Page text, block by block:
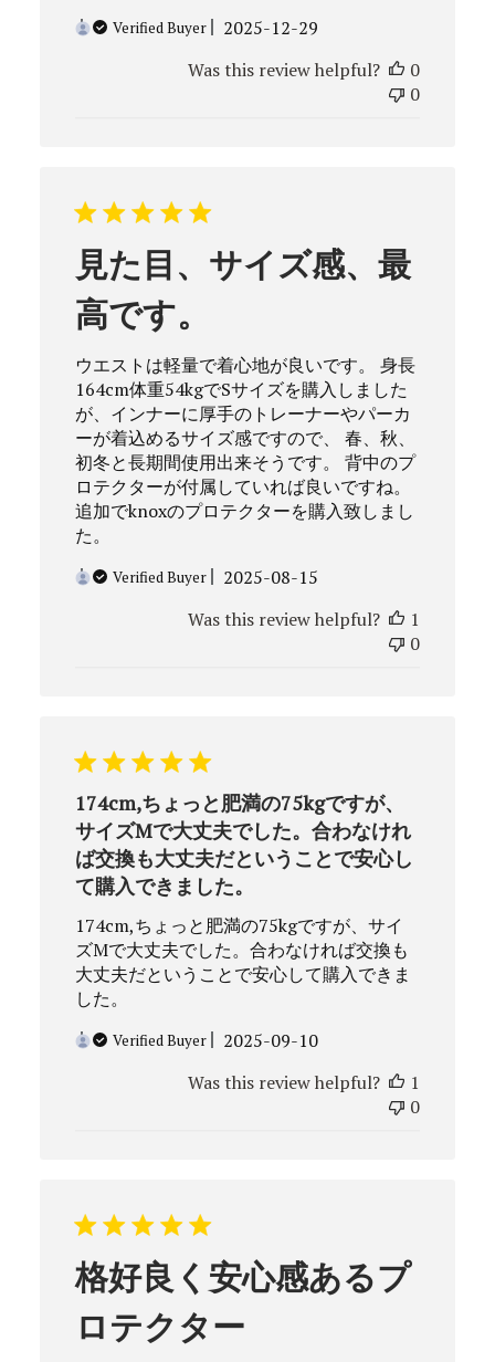
Verified Buyer
Published
2025-12-29
Was this review helpful?
0
0
見た目、サイズ感、最
高です。
ウエストは軽量で着心地が良いです。 身長
164cm体重54kgでSサイズを購入しました
が、インナーに厚手のトレーナーやパーカ
ーが着込めるサイズ感ですので、 春、秋、
初冬と長期間使用出来そうです。 背中のプ
ロテクターが付属していれば良いですね。
追加でknoxのプロテクターを購入致しまし
た。
Verified Buyer
Published
2025-08-15
Was this review helpful?
1
0
174cm,ちょっと肥満の75kgですが、
サイズMで大丈夫でした。合わなけれ
ば交換も大丈夫だということで安心し
て購入できました。
174cm,ちょっと肥満の75kgですが、サイ
ズMで大丈夫でした。合わなければ交換も
大丈夫だということで安心して購入できま
した。
Verified Buyer
Published
2025-09-10
Was this review helpful?
1
0
格好良く安心感あるプ
ロテクター